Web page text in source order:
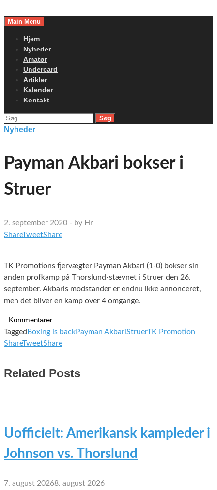
toMain Menu
Hjem
Nyheder
Amatør
Undercard
Artikler
Kalender
Kontakt
Søg
efter:
Nyheder
Payman Akbari bokser i
Struer
2. september 2020 - by Hr
ShareTweetShare
TK Promotions fjervægter Payman Akbari (1-0) bokser sin
anden profkamp på Thorslund-stævnet i Struer den 26.
september. Akbaris modstander er endnu ikke annonceret,
men det bliver en kamp over 4 omgange.
Kommentarer
Tagged Boxing is backPayman AkbariStruerTK Promotion
ShareTweetShare
Related Posts
Uofficielt: Amerikansk kampleder i
Johnson vs. Thorslund
7. august 20268. august 2026